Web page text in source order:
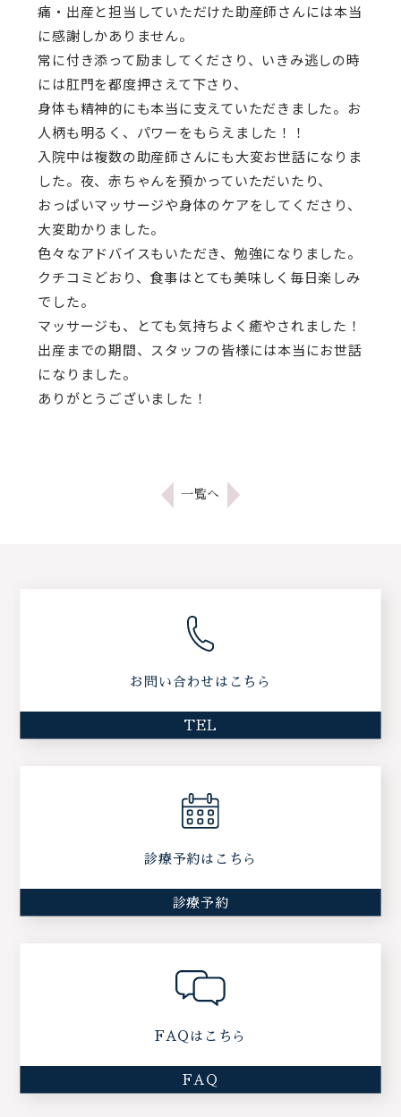
痛・出産と担当していただけた助産師さんには本当
に感謝しかありません。
常に付き添って励ましてくださり、いきみ逃しの時
には肛門を都度押さえて下さり、
身体も精神的にも本当に支えていただきました。お
人柄も明るく、パワーをもらえました！！
入院中は複数の助産師さんにも大変お世話になりま
した。夜、赤ちゃんを預かっていただいたり、
おっぱいマッサージや身体のケアをしてくださり、
大変助かりました。
色々なアドバイスもいただき、勉強になりました。
クチコミどおり、食事はとても美味しく毎日楽しみ
でした。
マッサージも、とても気持ちよく癒やされました！
出産までの期間、スタッフの皆様には本当にお世話
になりました。
ありがとうございました！
一覧へ
お問い合わせはこちら
TEL
診療予約はこちら
診療予約
FAQはこちら
FAQ